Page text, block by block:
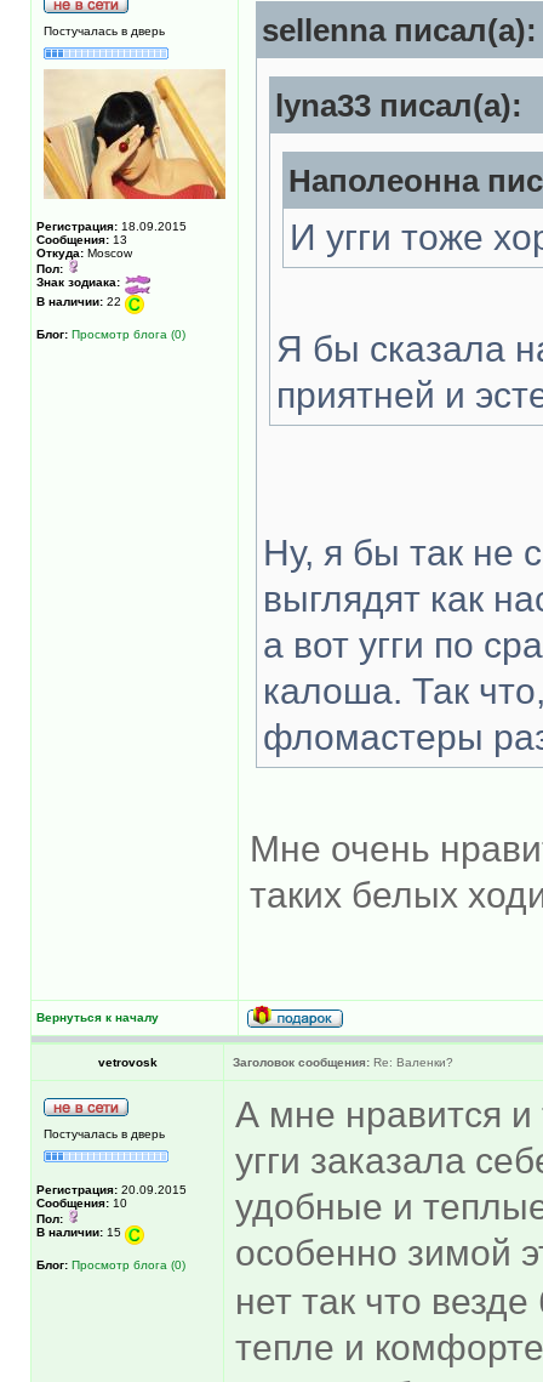
Постучалась в дверь
Регистрация: 18.09.2015
Сообщения: 13
Откуда: Moscow
Пол:
Знак зодиака:
В наличии: 22
Блог: Просмотр блога (0)
sellenna писал(а):
lyna33 писал(а):
Наполеонна
И угги тоже
Я бы сказала
приятней и
Ну, я бы так не
выглядят как
а вот угги по
калоша. Так
фломастеры
Мне очень
таких белых
Вернуться к началу
vetrovosk Заголовок сообщения: Re: Валенки?
Постучалась в дверь
Регистрация: 20.09.2015
Сообщения: 10
Пол:
В наличии: 15
Блог: Просмотр блога (0)
А мне нравится и
угги заказала
удобные и
особенно зимой
нет так что
тепле и